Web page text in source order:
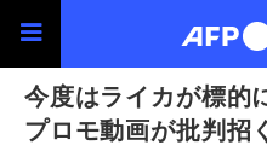
今度はライカが標的
プロモ動画が批判招